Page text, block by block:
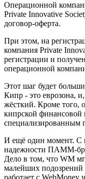
Операционной
Private Innovative
договор-оферта.
При этом, на
компания Private
регистрации и
операционной
Этот шаг будет
Кипр - это еврозона,
жёсткий. Кроме того,
кипрской финансовой
специализированным
И ещё один момент. С
надежности ПАММ-
Дело в том, что WM
малейших